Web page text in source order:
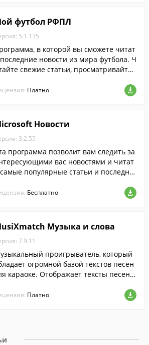
футбол РФПЛ
5.1.135
в которой вы сможете читат
новости из мира футбола. Ч
свежие статьи, просматривайте
со своего iPhone.
Платно
Новости
3.2.55
программа позволит вам следить за
вас новостями и читат
популярные статьи и последни
Бесплатно
Музыка и слова
7.9.11
проигрыватель, который
огромной базой текстов песен
караоке. Отображает тексты песен в
Music.Платно